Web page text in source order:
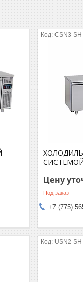
CSN3-SH
СИСТЕМОЙ
Цену
Под заказ
+7 (775)
USN2-